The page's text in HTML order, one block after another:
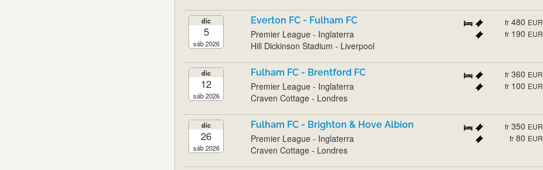
dic
5
sáb 2026
Everton FC - Fulham FC
Premier League - Inglaterra
Hill Dickinson Stadium - Liverpool
fr 480 EUR
fr 190 EUR
dic
12
sáb 2026
Fulham FC - Brentford FC
Premier League - Inglaterra
Craven Cottage - Londres
fr 360 EUR
fr 100 EUR
dic
26
sáb 2026
Fulham FC - Brighton & Hove Albion
Premier League - Inglaterra
Craven Cottage - Londres
fr 350 EUR
fr 80 EUR